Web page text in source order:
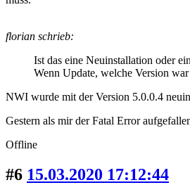
florian schrieb:
Ist das eine Neuinstallation oder
Wenn Update, welche Version
NWI wurde mit der Version 5.0.0.4
Gestern als mir der Fatal Error
Offline
#6 15.03.2020 17:12:44